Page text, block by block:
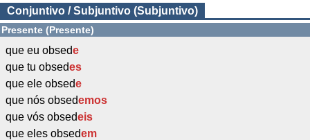
Conjuntivo / Subjuntivo (Subjuntivo)
Presente (Presente)
que eu obsede
que tu obsedes
que ele obsede
que nós obsedemos
que vós obsedeis
que eles obsedem